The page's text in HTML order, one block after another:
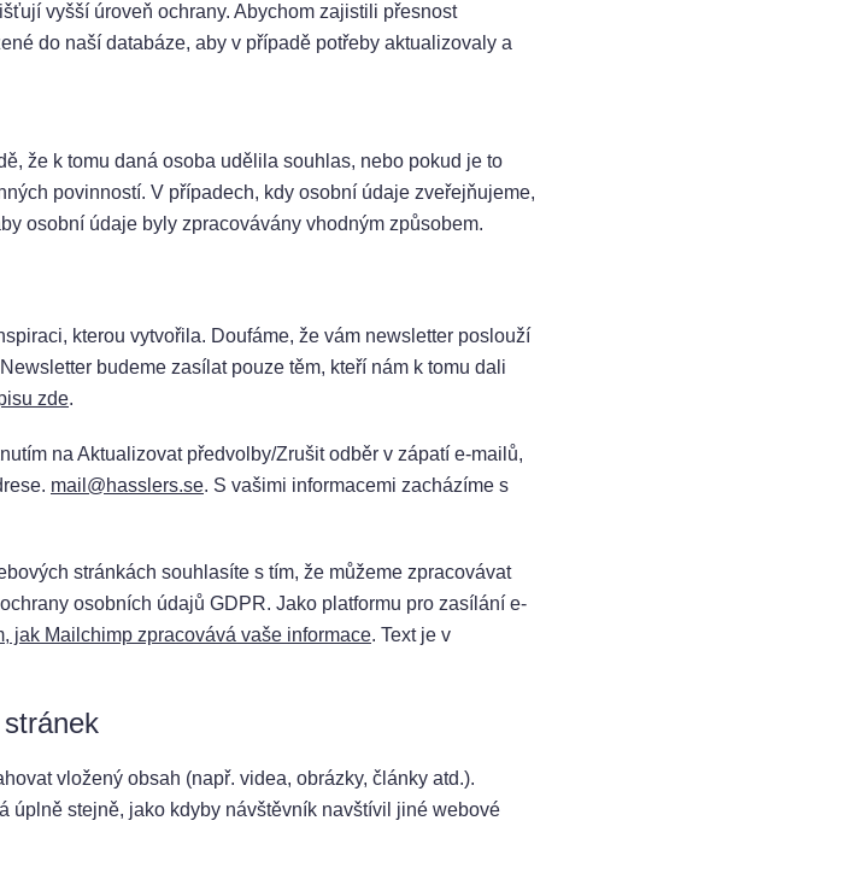
vyšší úroveň ochrany. Abychom zajistili přesnost
do naší databáze, aby v případě potřeby aktualizovaly a
že k tomu daná osoba udělila souhlas, nebo pokud je to
povinností. V případech, kdy osobní údaje zveřejňujeme,
osobní údaje byly zpracovávány vhodným způsobem.
kterou vytvořila. Doufáme, že vám newsletter poslouží
budeme zasílat pouze těm, kteří nám k tomu dali
zde.
na Aktualizovat předvolby/Zrušit odběr v zápatí e-mailů,
mail@hasslers.se. S vašimi informacemi zacházíme s
stránkách souhlasíte s tím, že můžeme zpracovávat
osobních údajů GDPR. Jako platformu pro zasílání e-
jak Mailchimp zpracovává vaše informace. Text je v
vložený obsah (např. videa, obrázky, články atd.).
úplně stejně, jako kdyby návštěvník navštívil jiné webové